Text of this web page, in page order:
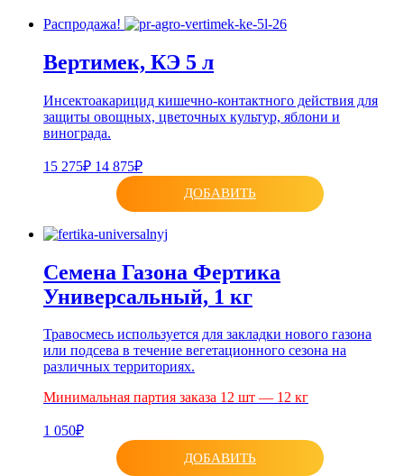
Распродажа!
Вертимек, КЭ 5 л
Инсектоакарицид кишечно-контактного действия для
защиты овощных, цветочных культур, яблони и
винограда.
15 275₽ 14 875₽
ДОБАВИТЬ
Семена Газона Фертика
Универсальный, 1 кг
Травосмесь используется для закладки нового газона
или подсева в течение вегетационного сезона на
различных территориях.
Минимальная партия заказа 12 шт — 12 кг
1 050₽
ДОБАВИТЬ